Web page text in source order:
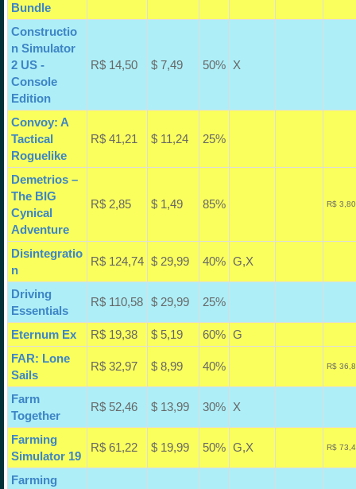
Bundle
Constructio
n Simulator
2 US -
Console
Edition
R$ 14,50 $ 7,49 50% X
Convoy: A
Tactical
Roguelike
R$ 41,21 $ 11,24 25%
Demetrios –
The BIG
Cynical
Adventure
R$ 2,85 $ 1,49 85% R$
Disintegratio
n
R$ 124,74 $ 29,99 40% G,X
Driving
Essentials
R$ 110,58 $ 29,99 25%
Eternum Ex R$ 19,38 $ 5,19 60% G
FAR: Lone
Sails
R$ 32,97 $ 8,99 40% R$
Farm
Together
R$ 52,46 $ 13,99 30% X
Farming
Simulator 19
R$ 61,22 $ 19,99 50% G,X R$
Farming